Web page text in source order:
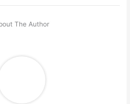
The Author